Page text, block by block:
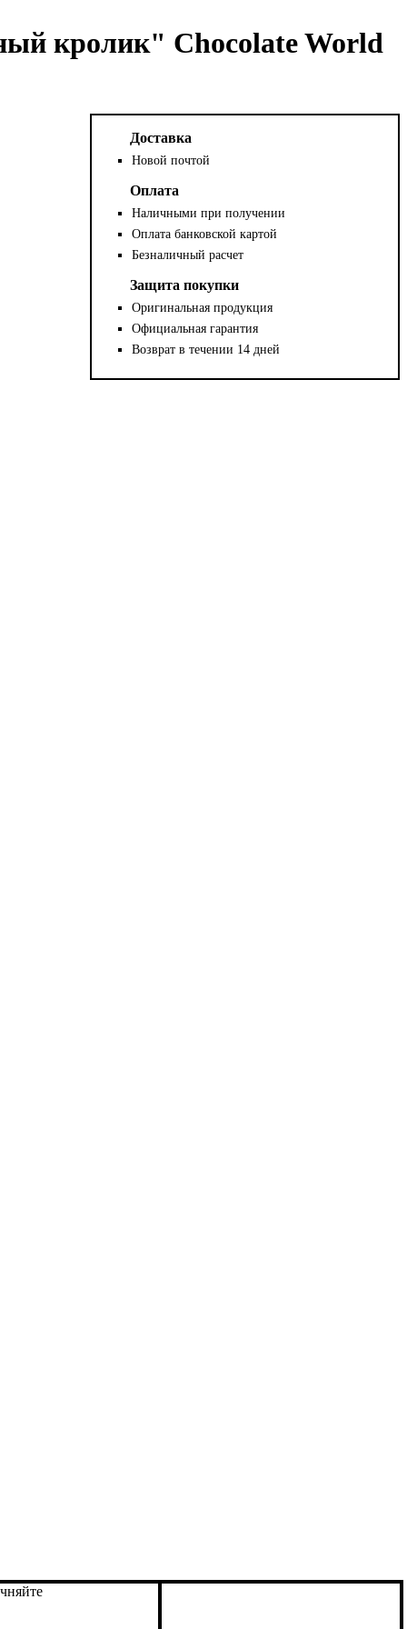
кролик" Chocolate World
Доставка
Новой почтой
Оплата
Наличными при получении
Оплата банковской картой
Безналичный расчет
Защита покупки
Оригинальная продукция
Официальная гарантия
Возврат в течении 14 дней